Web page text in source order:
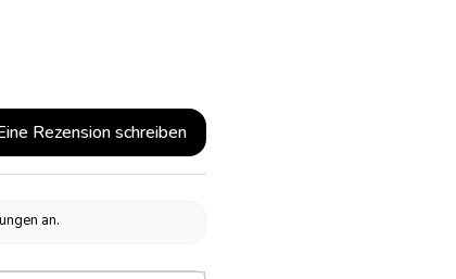
Rezension schreiben
an.